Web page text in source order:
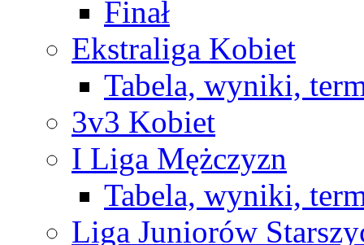
Finał
Ekstraliga Kobiet
Tabela, wyniki,
3v3 Kobiet
I Liga Mężczyzn
Tabela, wyniki,
Liga Juniorów